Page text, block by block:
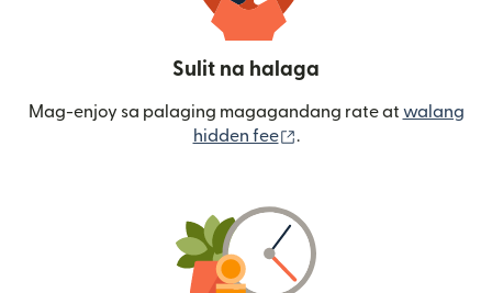
Sulit na halaga
Mag-enjoy sa palaging magagandang rate at walang
hidden fee
.